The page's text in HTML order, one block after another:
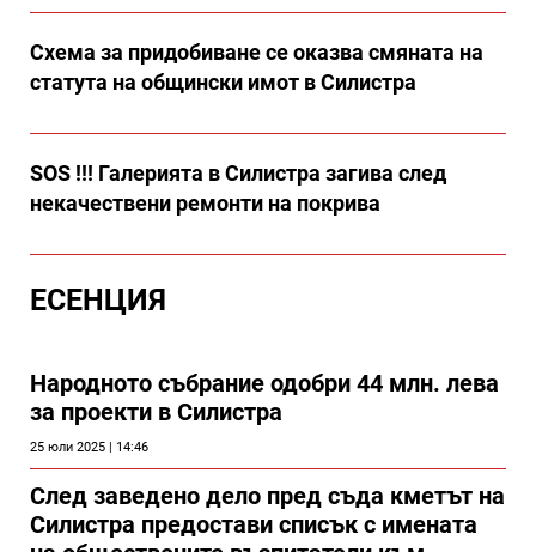
Схема за придобиване се оказва смяната на
статута на общински имот в Силистра
SOS !!! Галерията в Силистра загива след
некачествени ремонти на покрива
ЕСЕНЦИЯ
Народното събрание одобри 44 млн. лева
за проекти в Силистра
25 юли 2025 | 14:46
След заведено дело пред съда кметът на
Силистра предостави списък с имената